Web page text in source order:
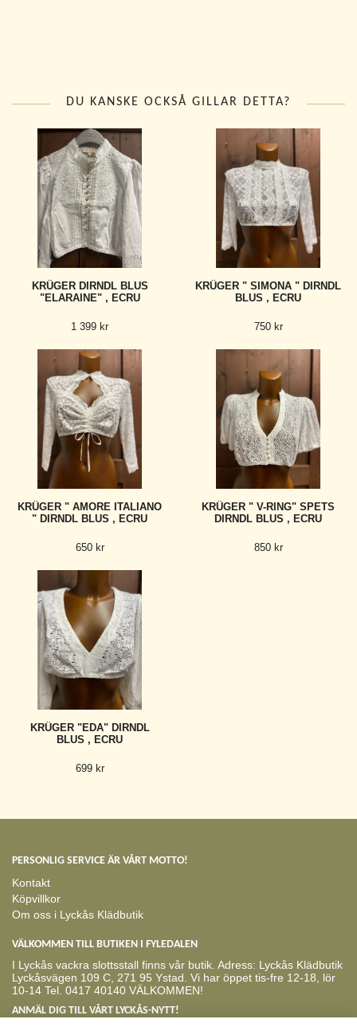
DU KANSKE OCKSÅ GILLAR DETTA?
KRÛGER DIRNDL BLUS
"ELARAINE" , ECRU
1 399 kr
KRÜGER " SIMONA " DIRNDL
BLUS , ECRU
750 kr
KRÜGER " AMORE ITALIANO
" DIRNDL BLUS , ECRU
650 kr
KRÜGER " V-RING" SPETS
DIRNDL BLUS , ECRU
850 kr
KRÜGER "EDA" DIRNDL
BLUS , ECRU
699 kr
PERSONLIG SERVICE ÄR VÅRT MOTTO!
Kontakt
Köpvillkor
Om oss i Lyckås Klädbutik
VÄLKOMMEN TILL BUTIKEN I FYLEDALEN
I Lyckås vackra slottsstall finns vår butik. Adress: Lyckås Klädbutik
Lyckåsvägen 109 C, 271 95 Ystad. Vi har öppet tis-fre 12-18, lör
10-14 Tel. 0417 40140 VÄLKOMMEN!
ANMÄL DIG TILL VÅRT LYCKÅS-NYTT!